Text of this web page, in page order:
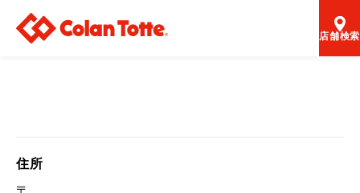
店舗検索
住所